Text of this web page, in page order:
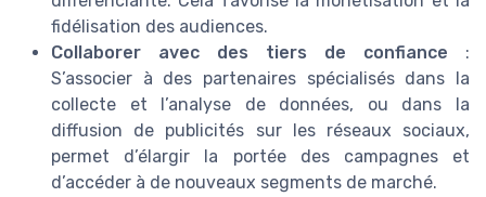
fidélisation des audiences.
Collaborer avec des tiers de confiance :
S’associer à des partenaires spécialisés dans la
collecte et l’analyse de données, ou dans la
diffusion de publicités sur les réseaux sociaux,
permet d’élargir la portée des campagnes et
d’accéder à de nouveaux segments de marché.